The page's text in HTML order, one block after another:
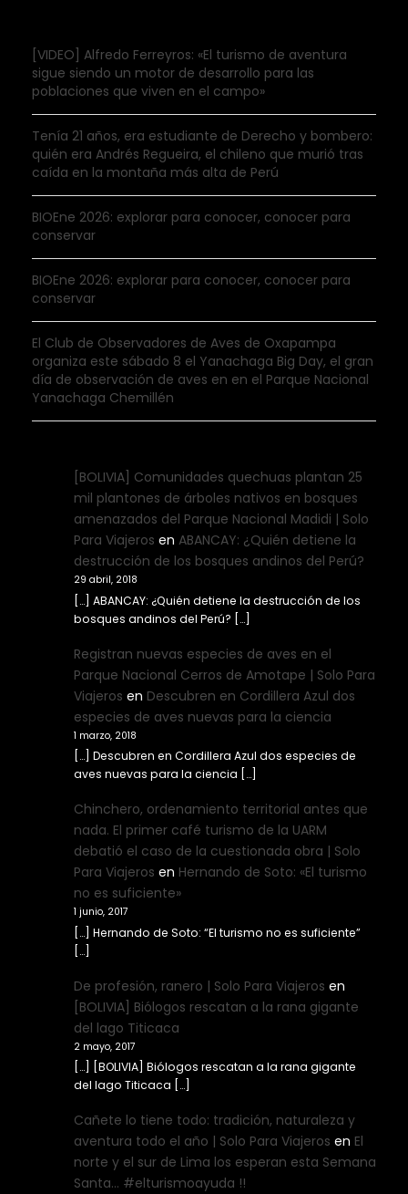
[VIDEO] Alfredo Ferreyros: «El turismo de aventura
sigue siendo un motor de desarrollo para las
poblaciones que viven en el campo»
Tenía 21 años, era estudiante de Derecho y bombero:
quién era Andrés Regueira, el chileno que murió tras
caída en la montaña más alta de Perú
BIOEne 2026: explorar para conocer, conocer para
conservar
BIOEne 2026: explorar para conocer, conocer para
conservar
El Club de Observadores de Aves de Oxapampa
organiza este sábado 8 el Yanachaga Big Day, el gran
día de observación de aves en en el Parque Nacional
Yanachaga Chemillén
[BOLIVIA] Comunidades quechuas plantan 25
mil plantones de árboles nativos en bosques
amenazados del Parque Nacional Madidi | Solo
Para Viajeros en ABANCAY: ¿Quién detiene la
destrucción de los bosques andinos del Perú?
29 abril, 2018
[…] ABANCAY: ¿Quién detiene la destrucción de los
bosques andinos del Perú? […]
Registran nuevas especies de aves en el
Parque Nacional Cerros de Amotape | Solo Para
Viajeros en Descubren en Cordillera Azul dos
especies de aves nuevas para la ciencia
1 marzo, 2018
[…] Descubren en Cordillera Azul dos especies de
aves nuevas para la ciencia […]
Chinchero, ordenamiento territorial antes que
nada. El primer café turismo de la UARM
debatió el caso de la cuestionada obra | Solo
Para Viajeros en Hernando de Soto: «El turismo
no es suficiente»
1 junio, 2017
[…] Hernando de Soto: “El turismo no es suficiente”
[…]
De profesión, ranero | Solo Para Viajeros en
[BOLIVIA] Biólogos rescatan a la rana gigante
del lago Titicaca
2 mayo, 2017
[…] [BOLIVIA] Biólogos rescatan a la rana gigante
del lago Titicaca […]
Cañete lo tiene todo: tradición, naturaleza y
aventura todo el año | Solo Para Viajeros en El
norte y el sur de Lima los esperan esta Semana
Santa… #elturismoayuda !!